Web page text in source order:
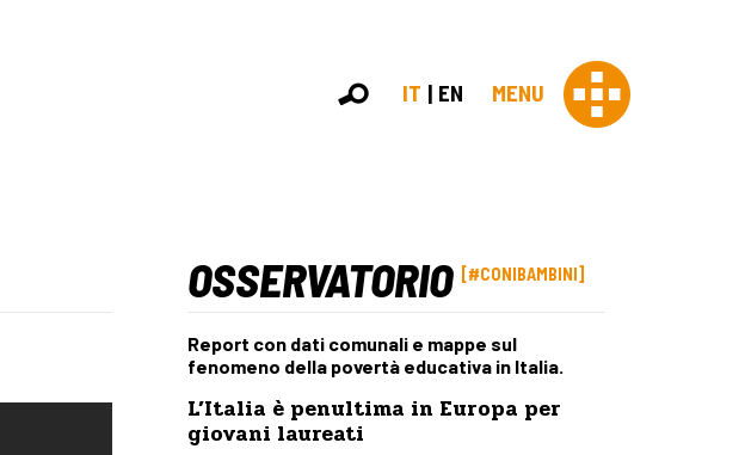
IT EN MENU
OSSERVATORIO #CONIBAMBINI
Report con dati comunali e mappe sul
fenomeno della povertà educativa in Italia.
L’Italia è penultima in Europa per
giovani laureati